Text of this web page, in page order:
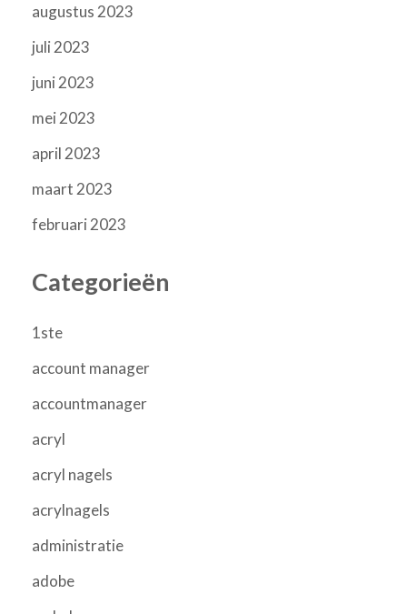
augustus 2023
juli 2023
juni 2023
mei 2023
april 2023
maart 2023
februari 2023
Categorieën
1ste
account manager
accountmanager
acryl
acryl nagels
acrylnagels
administratie
adobe